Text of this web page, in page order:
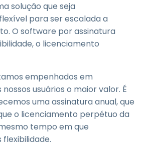
solução que seja
para ser escalada a
O software por assinatura
o licenciamento
empenhados em
usuários o maior valor. É
uma assinatura anual, que
o licenciamento perpétuo da
tempo em que